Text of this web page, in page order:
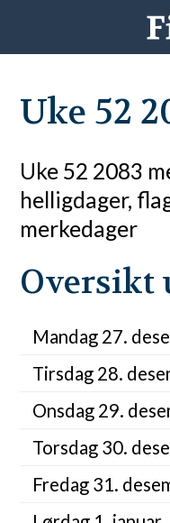
Uke 52
Uke 52 2083
helligdager,
merkedager
Oversikt
Mandag 27.
Tirsdag 28.
Onsdag 29.
Torsdag 30.
Fredag 31.